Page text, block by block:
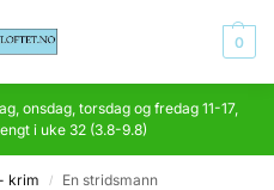
0
onsdag, torsdag og fredag 11-17,
i uke 32 (3.8-9.8)
krim / En stridsmann